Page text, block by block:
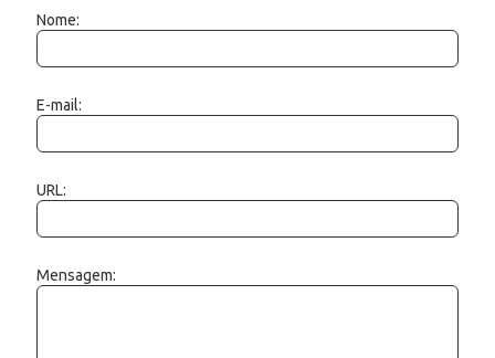
Nome:
E-mail:
URL:
Mensagem: